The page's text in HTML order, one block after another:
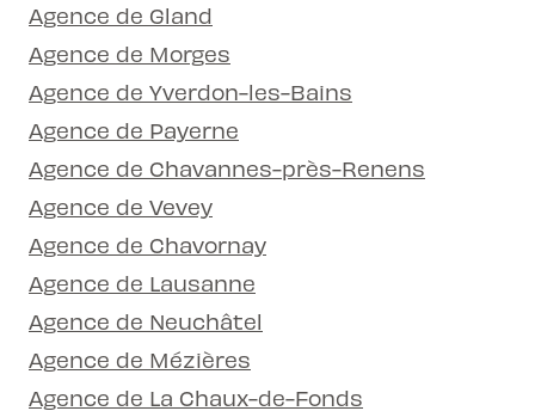
Agence de Gland
Agence de Morges
Agence de Yverdon-les-Bains
Agence de Payerne
Agence de Chavannes-près-Renens
Agence de Vevey
Agence de Chavornay
Agence de Lausanne
Agence de Neuchâtel
Agence de Mézières
Agence de La Chaux-de-Fonds